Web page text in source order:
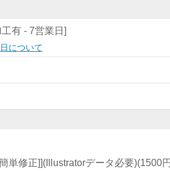
有 - 7営業日]
について
単修正]](Illustratorデータ必要)(1500